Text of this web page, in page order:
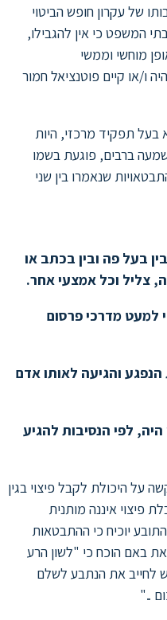
של עקרון חופש הביטוי
המשפט כי אין להגבילו,
מוחשי וממשי
ו/או קיים פוטנציאל חמור
בעל תפקיד מרכזי, היות
ברבים, פוגעת בשמו
שנאמרו בין שני
בעל פה ובין בכתב או
צליל וכל אמצעי אחר.
למעט מדרכי פרסום
הנפגע והגיעה לאותו אדם
לפי הנסיבות להגיע
על היכולת לקבל פיצוי בגין
פיצוי איננה מותנית
יוכיח כי ההתבטאות
באם הוכח כי "לשון הרע
לחייב את הנתבע לשלם
.."